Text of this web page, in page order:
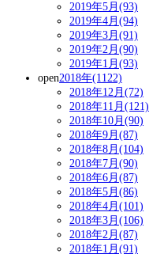
2019年5月(93)
2019年4月(94)
2019年3月(91)
2019年2月(90)
2019年1月(93)
open2018年(1122)
2018年12月(72)
2018年11月(121)
2018年10月(90)
2018年9月(87)
2018年8月(104)
2018年7月(90)
2018年6月(87)
2018年5月(86)
2018年4月(101)
2018年3月(106)
2018年2月(87)
2018年1月(91)